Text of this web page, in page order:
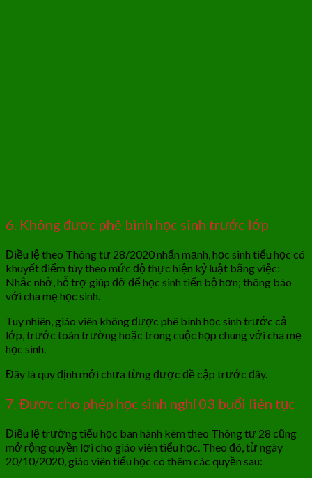
6. Không được phê bình học sinh trước lớp
Điều lệ theo Thông tư 28/2020 nhấn mạnh, học sinh tiểu học có
khuyết điểm tùy theo mức độ thực hiện kỷ luật bằng việc:
Nhắc nhở, hỗ trợ giúp đỡ để học sinh tiến bộ hơn; thông báo
với cha mẹ học sinh.
Tuy nhiên, giáo viên không được phê bình học sinh trước cả
lớp, trước toàn trường hoặc trong cuộc họp chung với cha mẹ
học sinh.
Đây là quy định mới chưa từng được đề cập trước đây.
7. Được cho phép học sinh nghỉ 03 buổi liên tục
Điều lệ trường tiểu học ban hành kèm theo Thông tư 28 cũng
mở rộng quyền lợi cho giáo viên tiểu học. Theo đó, từ ngày
20/10/2020, giáo viên tiểu học có thêm các quyền sau: